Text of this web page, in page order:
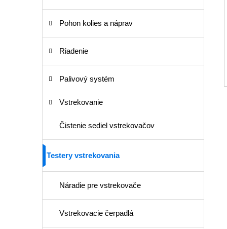
Pohon kolies a náprav
Riadenie
Palivový systém
Vstrekovanie
Čistenie sediel vstrekovačov
Testery vstrekovania
Náradie pre vstrekovače
Vstrekovacie čerpadlá